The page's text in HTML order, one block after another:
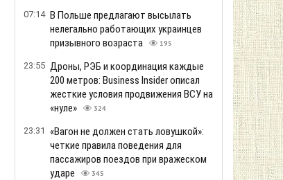
07:14 В Польше предлагают высылать
нелегально работающих украинцев
призывного возраста
195
23:55 Дроны, РЭБ и координация каждые
200 метров: Business Insider описал
жесткие условия продвижения ВСУ на
«нуле»
324
23:31
«Вагон не должен стать ловушкой»:
четкие правила поведения для
пассажиров поездов при вражеском
ударе
345